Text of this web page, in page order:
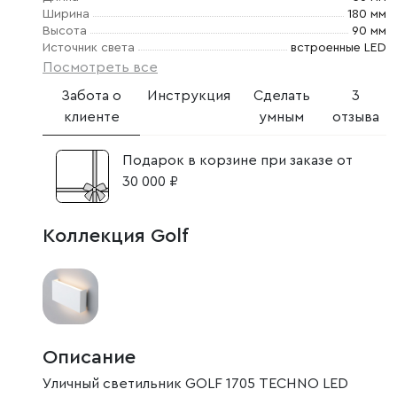
Ширина
180 мм
Высота
90 мм
Источник света
встроенные LED
Посмотреть все
Забота о
клиенте
Инструкция
Сделать
умным
3
отзыва
Подарок в корзине при заказе от
30 000 ₽
Коллекция Golf
Описание
Уличный светильник GOLF 1705 TECHNO LED